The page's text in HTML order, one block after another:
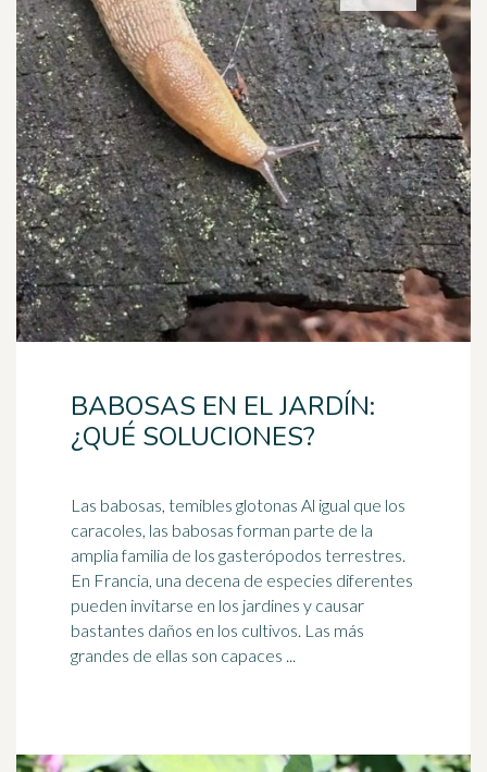
BABOSAS EN EL JARDÍN:
¿QUÉ SOLUCIONES?
Las babosas, temibles glotonas Al igual que los
caracoles, las babosas forman parte de la
amplia familia de los gasterópodos terrestres.
En Francia, una decena de especies diferentes
pueden invitarse en los jardines y causar
bastantes daños en los cultivos. Las más
grandes de ellas son capaces ...